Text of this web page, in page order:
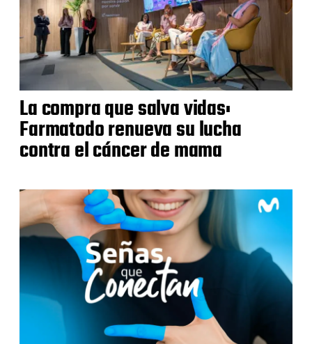
La compra que salva vidas:
Farmatodo renueva su lucha
contra el cáncer de mama